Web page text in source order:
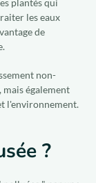
plantés qui
les eaux
de
non-
également
l'environnement.
?